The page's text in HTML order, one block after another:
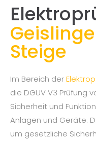
Steige
Im Bereich der
die DGUV V3 Prüfung
Sicherheit und
Anlagen und Geräte.
um gesetzliche